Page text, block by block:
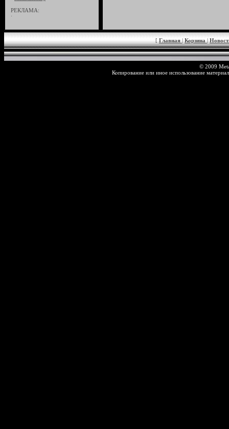
РЕКЛАМА:
·
[ Главная | Корзина |
© 2009
Копирование или иное использование